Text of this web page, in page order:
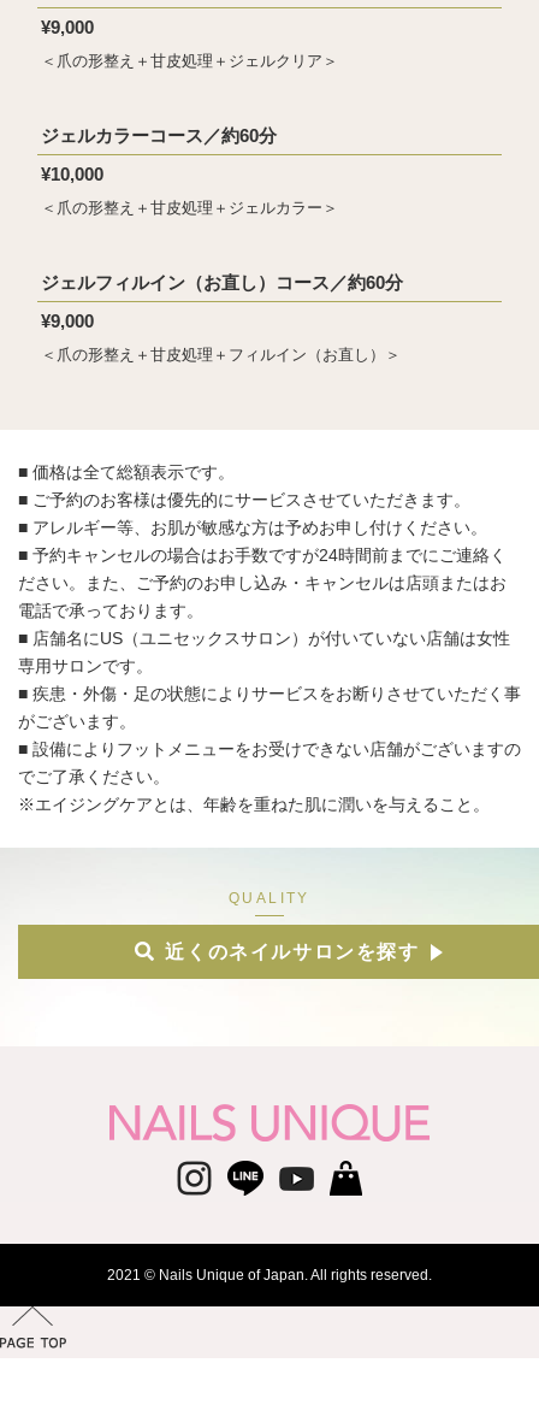
¥9,000
＜爪の形整え＋甘皮処理＋ジェルクリア＞
ジェルカラーコース／約60分
¥10,000
＜爪の形整え＋甘皮処理＋ジェルカラー＞
ジェルフィルイン（お直し）コース／約60分
¥9,000
＜爪の形整え＋甘皮処理＋フィルイン（お直し）＞
■ 価格は全て総額表示です。
■ ご予約のお客様は優先的にサービスさせていただきます。
■ アレルギー等、お肌が敏感な方は予めお申し付けください。
■ 予約キャンセルの場合はお手数ですが24時間前までにご連絡く
ださい。また、ご予約のお申し込み・キャンセルは店頭またはお
電話で承っております。
■ 店舗名にUS（ユニセックスサロン）が付いていない店舗は女性
専用サロンです。
■ 疾患・外傷・足の状態によりサービスをお断りさせていただく事
がございます。
■ 設備によりフットメニューをお受けできない店舗がございますの
でご了承ください。
※エイジングケアとは、年齢を重ねた肌に潤いを与えること。
近くのネイルサロンを探す
2021 © Nails Unique of Japan. All rights reserved.